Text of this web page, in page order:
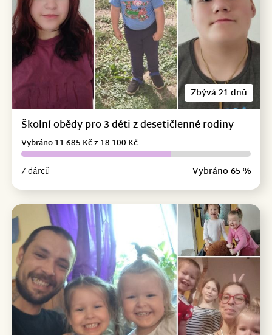
Zbývá 21 dnů
Školní obědy pro 3 děti z desetičlenné rodiny
7 dárců Vybráno 65 %
Vybráno 11 685 Kč z 18 100 Kč